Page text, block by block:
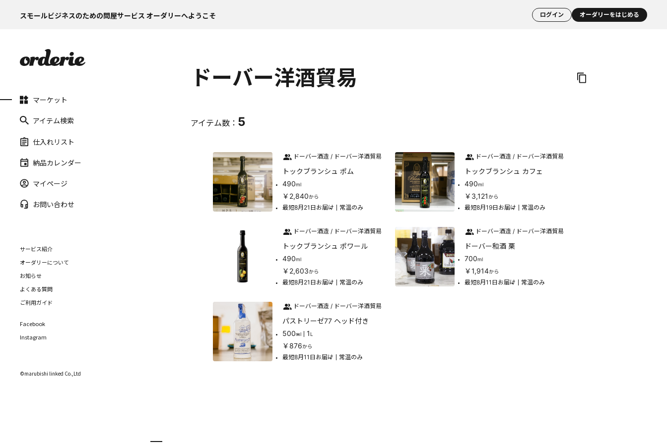
スモールビジネスのための問屋サービス オーダリーへようこそ ログイン オーダリーをはじめる
マーケット
アイテム検索
仕入れリスト
納品カレンダー
マイページ
お問い合わせ
サービス紹介
オーダリーについて
お知らせ
よくある質問
ご利用ガイド
Facebook
Instagram
©marubishi linked Co.,Ltd
ドーバー洋酒貿易
アイテム数： 5
ドーバー酒造 / ドーバー洋酒貿易
トックブランシュ ポム
490ml
￥2,840から
最短8月21日お届け 常温のみ
ドーバー酒造 / ドーバー洋酒貿易
トックブランシュ カフェ
490ml
￥3,121から
最短8月19日お届け 常温のみ
ドーバー酒造 / ドーバー洋酒貿易
トックブランシュ ポワール
490ml
￥2,603から
最短8月21日お届け 常温のみ
ドーバー酒造 / ドーバー洋酒貿易
ドーバー和酒 栗
700ml
￥1,914から
最短8月11日お届け 常温のみ
ドーバー酒造 / ドーバー洋酒貿易
パストリーゼ77 ヘッド付き
500ml 1L
￥876から
最短8月11日お届け 常温のみ